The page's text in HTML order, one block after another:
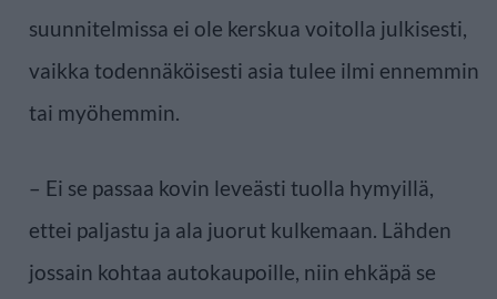
suunnitelmissa ei ole kerskua voitolla julkisesti,
vaikka todennäköisesti asia tulee ilmi ennemmin
tai myöhemmin.
– Ei se passaa kovin leveästi tuolla hymyillä,
ettei paljastu ja ala juorut kulkemaan. Lähden
jossain kohtaa autokaupoille, niin ehkäpä se